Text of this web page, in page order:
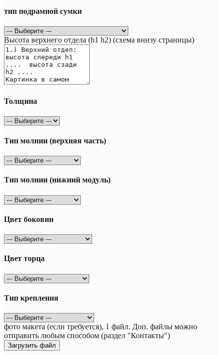
тип подрамной сумки
Высота верхнего отдела (h1 h2) (схема внизу страницы)
Толщина
Тип молнии (верхняя часть)
Тип молнии (нижний модуль)
Цвет боковин
Цвет торца
Тип крепления
фото макета (если требуется), 1 файл. Доп. файлы можно
отправить любым способом (раздел "Контакты")
Загрузить файл